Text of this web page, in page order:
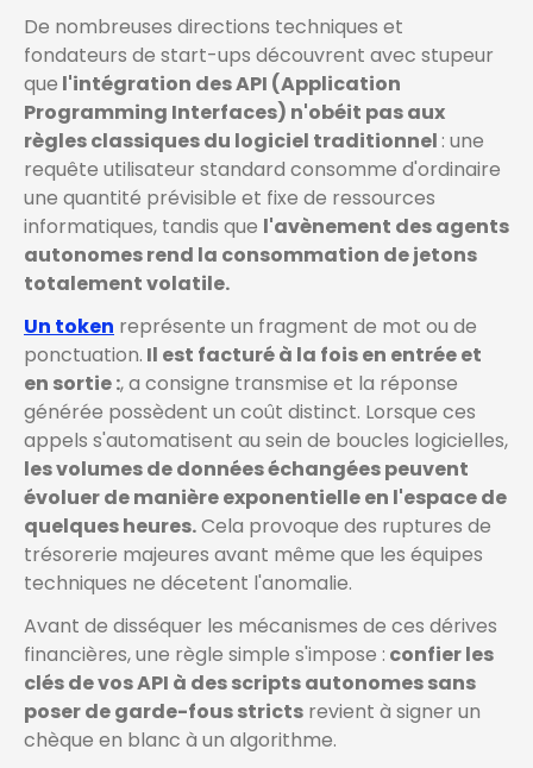
De nombreuses directions techniques et
fondateurs de start-ups découvrent avec stupeur
que l'intégration des API (Application
Programming Interfaces) n'obéit pas aux
règles classiques du logiciel traditionnel : une
requête utilisateur standard consomme d'ordinaire
une quantité prévisible et fixe de ressources
informatiques, tandis que l'avènement des agents
autonomes rend la consommation de jetons
totalement volatile.
Un token représente un fragment de mot ou de
ponctuation. Il est facturé à la fois en entrée et
en sortie :, a consigne transmise et la réponse
générée possèdent un coût distinct. Lorsque ces
appels s'automatisent au sein de boucles logicielles,
les volumes de données échangées peuvent
évoluer de manière exponentielle en l'espace de
quelques heures.Cela provoque des ruptures de
trésorerie majeures avant même que les équipes
techniques ne décetent l'anomalie.
Avant de disséquer les mécanismes de ces dérives
financières, une règle simple s'impose : confier les
clés de vos API à des scripts autonomes sans
poser de garde-fous stricts revient à signer un
chèque en blanc à un algorithme.